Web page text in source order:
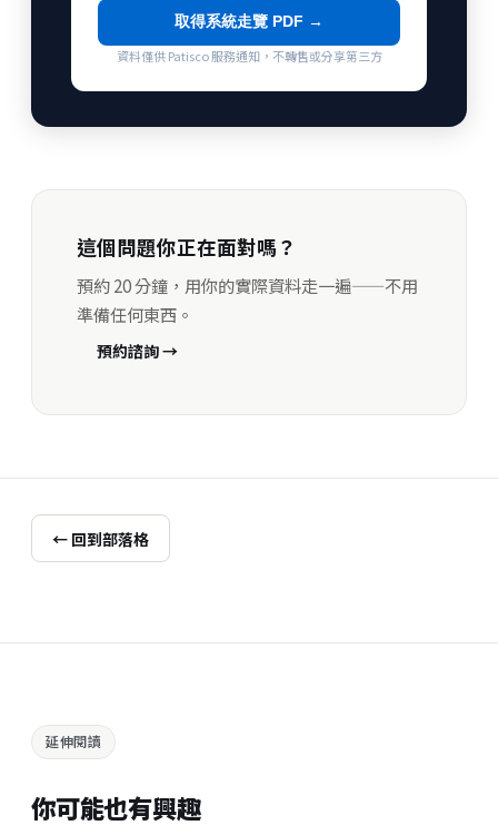
取得系統走覽 PDF →
資料僅供 Patisco 服務通知，不轉售或分享第三方
這個問題你正在面對嗎？
預約 20 分鐘，用你的實際資料走一遍——不用
準備任何東西。
預約諮詢 →
← 回到部落格
延伸閱讀
你可能也有興趣